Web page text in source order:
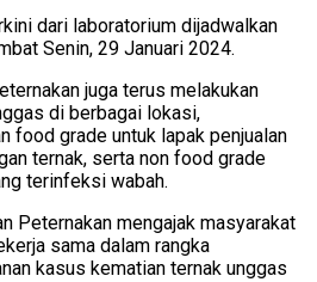
dari laboratorium dijadwalkan
Senin, 29 Januari 2024.
juga terus melakukan
di berbagai lokasi,
food grade untuk lapak penjualan
ternak, serta non food grade
terinfeksi wabah.
Peternakan mengajak masyarakat
sama dalam rangka
kasus kematian ternak unggas